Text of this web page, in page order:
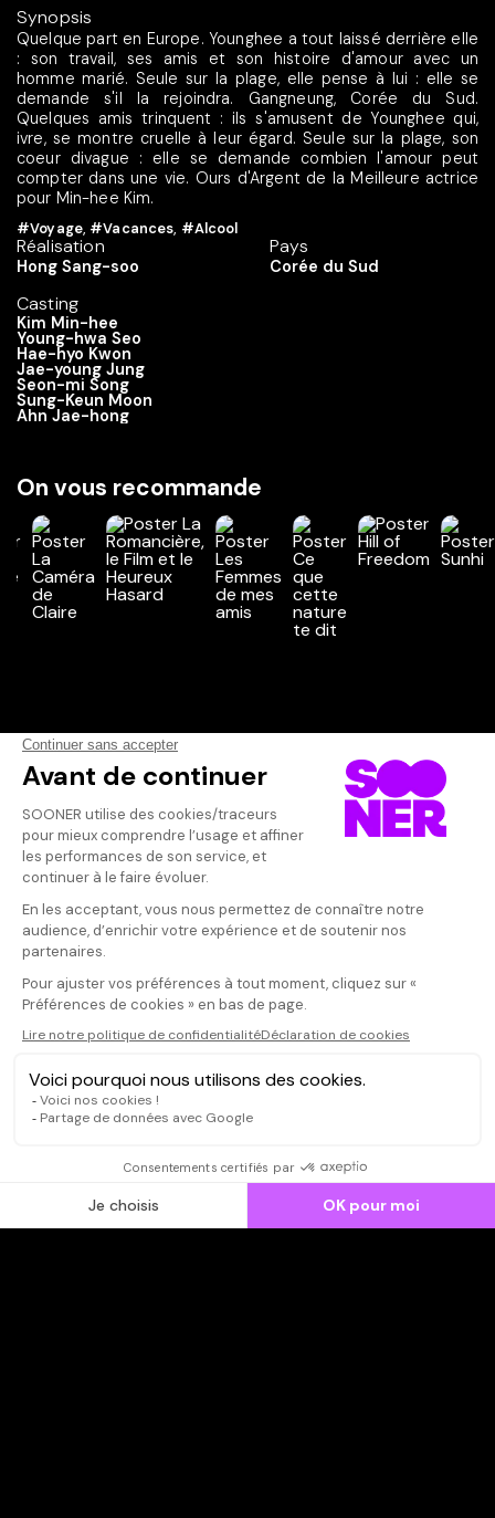
Synopsis
Quelque part en Europe. Younghee a tout laissé derrière elle
: son travail, ses amis et son histoire d'amour avec un
homme marié. Seule sur la plage, elle pense à lui : elle se
demande s'il la rejoindra. Gangneung, Corée du Sud.
Quelques amis trinquent : ils s'amusent de Younghee qui,
ivre, se montre cruelle à leur égard. Seule sur la plage, son
coeur divague : elle se demande combien l'amour peut
compter dans une vie. Ours d'Argent de la Meilleure actrice
pour Min-hee Kim.
#Voyage, #Vacances, #Alcool
Réalisation
Hong Sang-soo
Casting
Kim Min-hee
Young-hwa Seo
Hae-hyo Kwon
Jae-young Jung
Seon-mi Song
Sung-Keun Moon
Ahn Jae-hong
Pays
Corée du Sud
On vous recommande
Vos avis
Donnez votre avis
Votre note
Votre commentaire
Il faut vous connecter pour
publier un avis
CONNEXION
Qui sommes-nous ?